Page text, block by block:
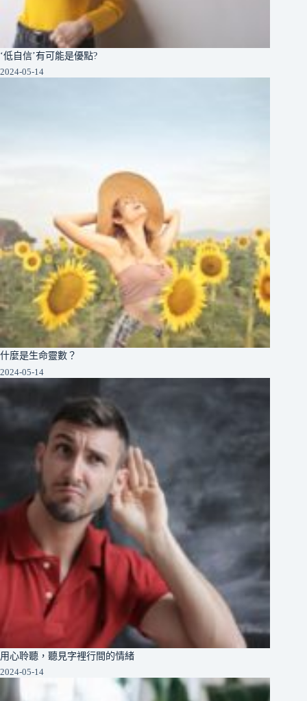
‘低自信’有可能是優點?
2024-05-14
什麼是生命靈數？
2024-05-14
用心聆聽，聽見字裡行間的情緒
2024-05-14